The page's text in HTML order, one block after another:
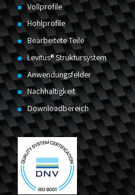
Vollprofile
Hohlprofile
Bearbeitete Teile
Levitus® Struktursystem
Anwendungsfelder
Nachhaltigkeit
Downloadbereich